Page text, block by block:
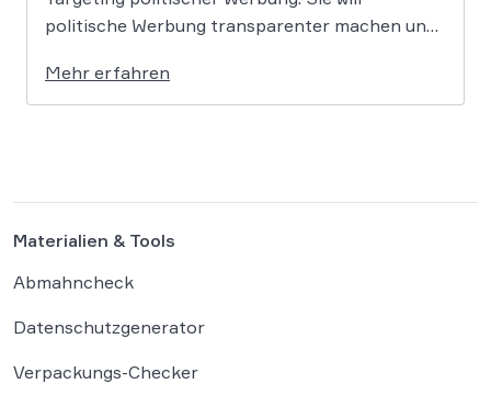
politische Werbung transparenter machen und
Daten. Die Regierung will die Verordnung in
Deutschland nun ergänzen. Die
Mehr erfahren
Materialien & Tools
Abmahncheck
Datenschutzgenerator
Verpackungs-Checker